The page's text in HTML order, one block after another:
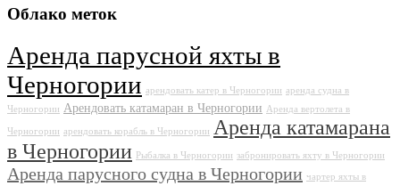
Облако меток
Аренда парусной яхты в
Черногории арендовать катер в Черногории аренда судна в
Черногории Арендовать катамаран в Черногории Аренда вертолета в
Черногории арендовать корабль в Черногории
Аренда катамарана
в Черногории
Рыбалка в Черногории забронировать яхту в Черногории
Аренда парусного судна в Черногории чартер яхты в